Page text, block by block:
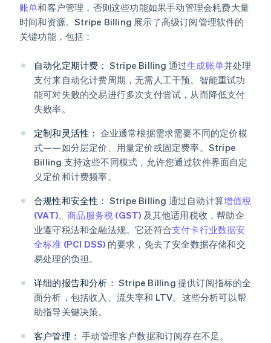
账单和客户管理，否则这些功能如果手动管理会耗费大量
时间和资源。Stripe Billing 展示了高级订阅管理软件的
关键功能，包括：
自动化定期计费： Stripe Billing 通过生成账单并处理
支付来自动化计费周期，无需人工干预。智能重试功
能可对失败的交易进行多次支付尝试，从而降低支付
失败率。
定制和灵活性： 企业通常根据需求需要不同的定价模
式——如分层定价、用量定价或固定费率。Stripe
Billing 支持这些不同模式，允许您通过软件界面自定
义定价和计费频率。
合规性和安全性： Stripe Billing 通过自动计算增值税
(VAT)、商品服务税 (GST) 及其他适用税收，帮助企
业遵守税法和金融法规。它还符合支付卡行业数据安
全标准 (PCI DSS) 的要求，免去了安全数据存储和交
易处理的负担。
详细的报告和分析： Stripe Billing 提供订阅指标的全
面分析，包括收入、流失率和 LTV。这些分析可以帮
助指导关键决策。
客户管理： 手动管理客户数据和订阅存在不足。